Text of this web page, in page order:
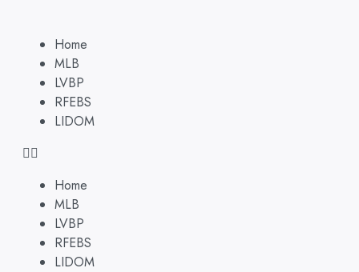
Home
MLB
LVBP
RFEBS
LIDOM
Home
MLB
LVBP
RFEBS
LIDOM